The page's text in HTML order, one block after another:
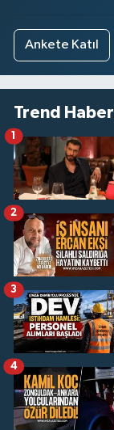
Ankete Katıl
Trend
1
2
3
4